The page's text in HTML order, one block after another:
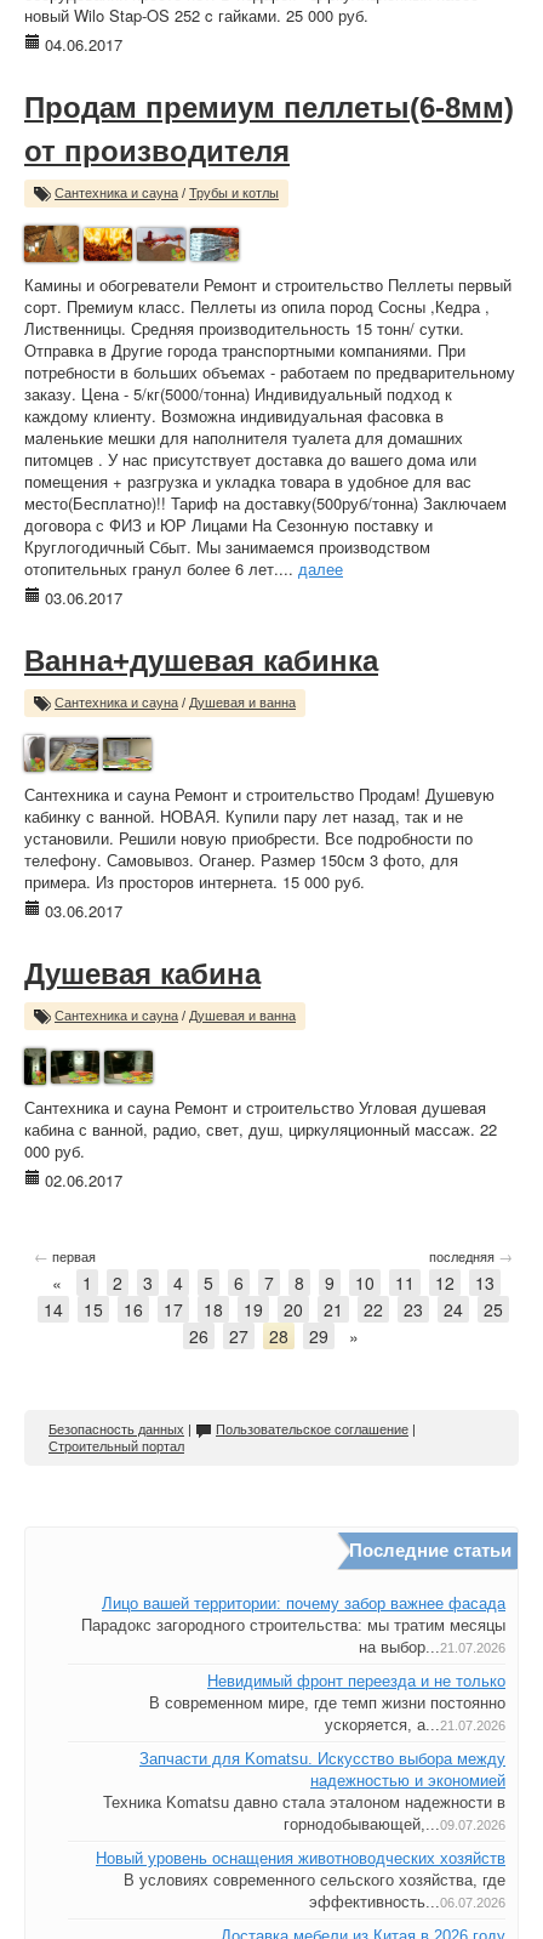
новый Wilo Stap-OS 252 c гайками. 25 000 руб.
04.06.2017
Продам премиум пеллеты(6-8мм)
от производителя
Сантехника и сауна / Трубы и котлы
Камины и обогреватели Ремонт и строительство Пеллеты первый
сорт. Премиум класс. Пеллеты из опила пород Сосны ,Кедра ,
Лиственницы. Средняя производительность 15 тонн/ сутки.
Отправка в Другие города транспортными компаниями. При
потребности в больших объемах - работаем по предварительному
заказу. Цена - 5/кг(5000/тонна) Индивидуальный подход к
каждому клиенту. Возможна индивидуальная фасовка в
маленькие мешки для наполнителя туалета для домашних
питомцев . У нас присутствует доставка до вашего дома или
помещения + разгрузка и укладка товара в удобное для вас
место(Бесплатно)!! Тариф на доставку(500руб/тонна) Заключаем
договора с ФИЗ и ЮР Лицами На Сезонную поставку и
Круглогодичный Сбыт. Мы занимаемся производством
отопительных гранул более 6 лет.... далее
03.06.2017
Ванна+душевая кабинка
Сантехника и сауна / Душевая и ванна
Сантехника и сауна Ремонт и строительство Продам! Душевую
кабинку с ванной. НОВАЯ. Купили пару лет назад, так и не
установили. Решили новую приобрести. Все подробности по
телефону. Самовывоз. Оганер. Размер 150см 3 фото, для
примера. Из просторов интернета. 15 000 руб.
03.06.2017
Душевая кабина
Сантехника и сауна / Душевая и ванна
Сантехника и сауна Ремонт и строительство Угловая душевая
кабина с ванной, радио, свет, душ, циркуляционный массаж. 22
000 руб.
02.06.2017
← первая последняя →
« 1 2 3 4 5 6 7 8 9 10 11 12
13
14
15 16 17 18 19 20 21 22 23 24
25
26
27 28 29 »
Безопасность данных | Пользовательское соглашение |
Строительный портал
Последние статьи
Лицо вашей территории: почему забор важнее фасада
Парадокс загородного строительства: мы тратим месяцы
на выбор...21.07.2026
Невидимый фронт переезда и не только
В современном мире, где темп жизни постоянно
ускоряется, а...21.07.2026
Запчасти для Komatsu. Искусство выбора между
надежностью и экономией
Техника Komatsu давно стала эталоном надежности в
горнодобывающей,...09.07.2026
Новый уровень оснащения животноводческих хозяйств
В условиях современного сельского хозяйства, где
эффективность...06.07.2026